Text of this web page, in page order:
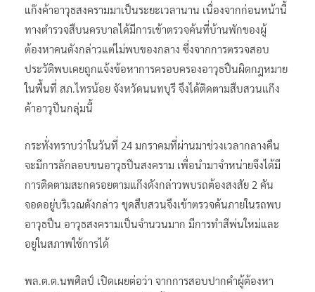
แก๊งค้าอาวุธสงครามมาเป็นระยะเวลานาน เนื่องจากก่อนหน้านี้
ทางตำรวจสืบนครบาลได้มีการเข้าตรวจค้นที่บ้านพักของผู้
ต้องหาคนดังกล่าวแต่ไม่พบของกลาง ซึ่งจากการตรวจสอบ
ประวัติพบเคยถูกแจ้งข้อหาการครอบครองอาวุธปืนผิดกฎหมาย
ในพื้นที่ สภ.ไทรน้อย จังหวัดนนทบุรี จึงได้ติดตามสืบสวนแก๊ง
ค้าอาวุปืนกลุ่มนี้
กระทั่งทราบว่าในวันที่ 24 มกราคมที่ผ่านมาช่วงเวลากลางคืน
จะมีการลักลอบขนอาวุธปืนสงคราม เพื่อนำมาจำหน่ายจึงได้มี
การติดตามสะกดรอยตามแก๊งดังกล่าวพบรถต้องสงสัย 2 คัน
จอดอยู่บริเวณดังกล่าว ชุดสืบสวนจึงเข้าตรวจค้นภายในรถพบ
อาวุธปืน อาวุธสงครามเป็นจำนวนมาก มีการทำสีพ่นใหม่และ
อยู่ในสภาพใช้การได้
พล.ต.ต.นพศิลป์ เปิดเผยต่อว่า จากการสอบปากคำผู้ต้องหา